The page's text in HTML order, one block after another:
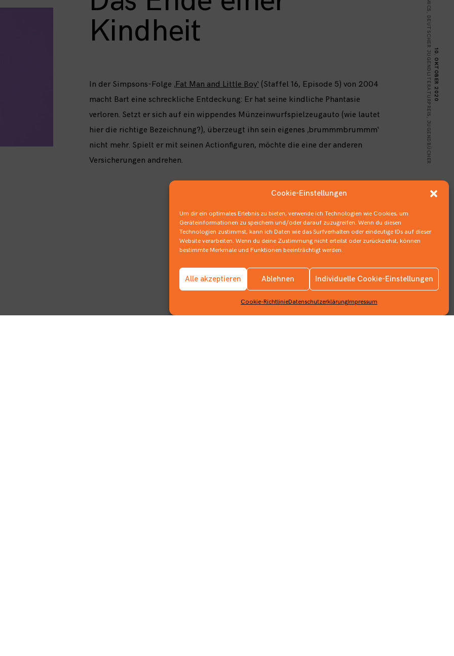
Cookie-Einstellungen
Um dir ein optimales Erlebnis zu bieten, verwende ich Technologien wie Cookies, um
Geräteinformationen zu speichern und/oder darauf zuzugreifen. Wenn du diesen
Technologien zustimmst, kann ich Daten wie das Surfverhalten oder eindeutige IDs auf dieser
Website verarbeiten. Wenn du deine Zustimmung nicht erteilst oder zurückziehst, können
bestimmte Merkmale und Funktionen beeinträchtigt werden.
Alle akzeptieren Ablehnen Individuelle Cookie-Einstellungen
Cookie-RichtlinieDatenschutzerklärungImpressum
Kindheit
10. OKTOBER 2020
,
DEUTSCHER JUGENDLITERATURPREIS
,
JUGENDBÜCHER
In der Simpsons-Folge ‚Fat Man and Little Boy‘(Staffel 16, Episode 5) von 2004
macht Bart eine schreckliche Entdeckung: Er hat seine kindliche Phantasie
verloren. Setzt er sich auf ein wippendes Münzeinwurfspielzeugauto (wie lautet
hier die richtige Bezeichnung?), überzeugt ihn sein eigenes ‚brummmbrummm‘
nicht mehr. Spielt er mit seinen Actionfiguren, möchte die eine der anderen
Versicherungen andrehen.
Datenschutzerklärung